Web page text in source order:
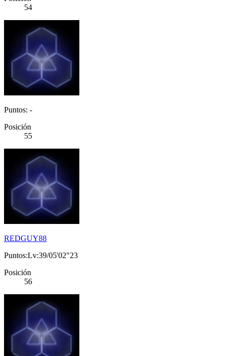
54
Puntos: -
Posición
55
REDGUY88
Puntos:Lv:39/05'02"23
Posición
56